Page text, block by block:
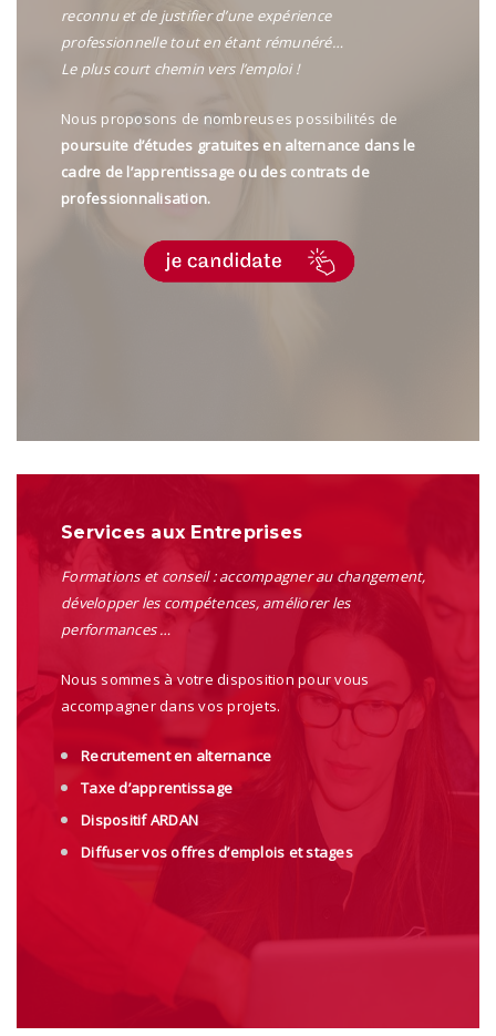
reconnu et de justifier d’une expérience
professionnelle tout en étant rémunéré…
Le plus court chemin vers l’emploi !
Nous proposons de nombreuses possibilités de
poursuite d’études gratuites en alternance dans le
cadre de l’apprentissage ou des contrats de
professionnalisation.
Services aux Entreprises
Formations et conseil : accompagner au changement,
développer les compétences, améliorer les
performances …
Nous sommes à votre disposition pour vous
accompagner dans vos projets.
Recrutement en alternance
Taxe d’apprentissage
Dispositif ARDAN
Diffuser vos offres d’emplois et stages